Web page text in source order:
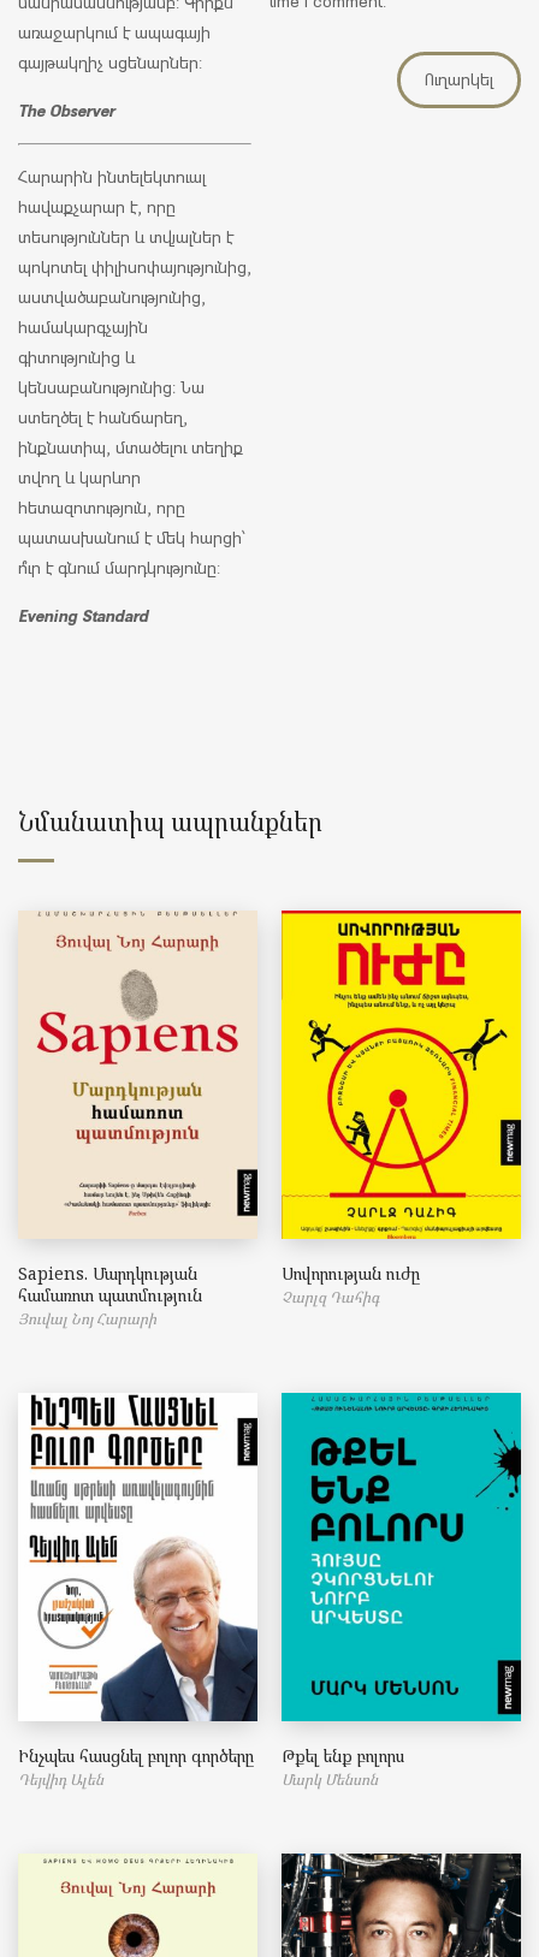
առաջարկում է ապագայի
գայթակղիչ սցենարներ:
The Observer
Հարարին ինտելեկտուալ
հավաքչարար է, որը
տեսություններ և տվյալներ է
պոկոտել փիլիսոփայությունից,
աստվածաբանությունից,
համակարգչային
գիտությունից և
կենսաբանությունից։ Նա
ստեղծել է հանճարեղ,
ինքնատիպ, մտածելու տեղիք
տվող և կարևոր
հետազոտություն, որը
պատասխանում է մեկ հարցի՝
ո՞ւր է գնում մարդկությունը:
Evening Standard
Նմանատիպ ապրանքներ
Sapiens. Մարդկության
համառոտ պատմություն
Յուվալ Նոյ Հարարի
Սովորության ուժը
Չարլզ Դահիգ
Ինչպես հասցնել բոլոր գործերը
Դեյվիդ Ալեն
Թքել ենք բոլորս
Մարկ Մենսոն